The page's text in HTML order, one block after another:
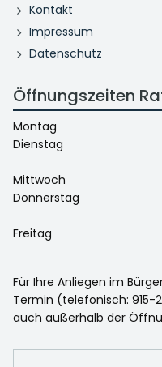
Kontakt
Impressum
Datenschutz
Öffnungszeiten
Montag
Dienstag
Mittwoch
Donnerstag
Freitag
Für Ihre Anliegen im
Termin (telefonisch: 915-
auch außerhalb der